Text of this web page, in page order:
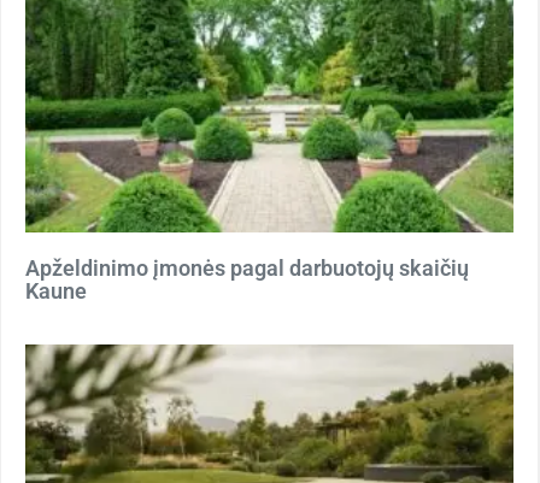
Apželdinimo įmonės pagal darbuotojų skaičių
Kaune